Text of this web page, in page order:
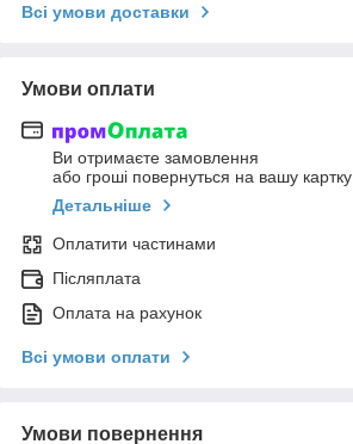
Всі умови доставки
Умови оплати
Ви отримаєте замовлення
або гроші повернуться на вашу картку
Детальніше
Оплатити частинами
Післяплата
Оплата на рахунок
Всі умови оплати
Умови повернення